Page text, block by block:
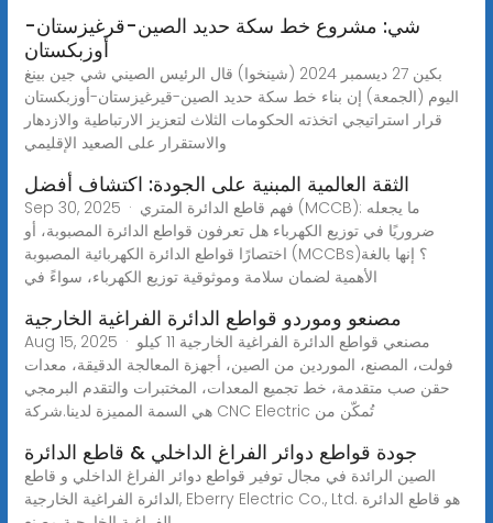
شي: مشروع خط سكة حديد الصين-قرغيزستان-
أوزبكستان
بكين 27 ديسمبر 2024 (شينخوا) قال الرئيس الصيني شي جين بينغ
اليوم (الجمعة) إن بناء خط سكة حديد الصين-قيرغيزستان-أوزبكستان
قرار استراتيجي اتخذته الحكومات الثلاث لتعزيز الارتباطية والازدهار
والاستقرار على الصعيد الإقليمي
الثقة العالمية المبنية على الجودة: اكتشاف أفضل
Sep 30, 2025 · فهم قاطع الدائرة المتري (MCCB): ما يجعله
ضروريًا في توزيع الكهرباء هل تعرفون قواطع الدائرة المصبوبة، أو
اختصارًا قواطع الدائرة الكهربائية المصبوبة (MCCBs)؟ إنها بالغة
الأهمية لضمان سلامة وموثوقية توزيع الكهرباء، سواءً في
مصنعو وموردو قواطع الدائرة الفراغية الخارجية
Aug 15, 2025 · مصنعي قواطع الدائرة الفراغية الخارجية 11 كيلو
فولت، المصنع، الموردين من الصين، أجهزة المعالجة الدقيقة، معدات
حقن صب متقدمة، خط تجميع المعدات، المختبرات والتقدم البرمجي
هي السمة المميزة لدينا.شركة CNC Electric تُمكّن من
جودة قواطع دوائر الفراغ الداخلي & قاطع الدائرة
الصين الرائدة في مجال توفير قواطع دوائر الفراغ الداخلي و قاطع
الدائرة الفراغية الخارجية, Eberry Electric Co., Ltd. هو قاطع الدائرة